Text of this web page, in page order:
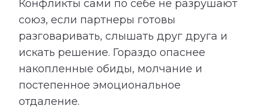
Конфликты сами по себе не разрушают
союз, если партнеры готовы
разговаривать, слышать друг друга и
искать решение. Гораздо опаснее
накопленные обиды, молчание и
постепенное эмоциональное
отдаление.